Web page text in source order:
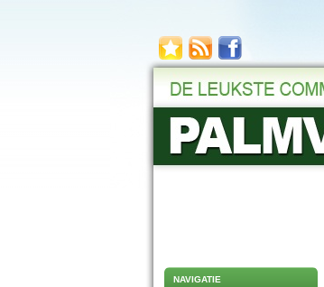
NAVIGATIE